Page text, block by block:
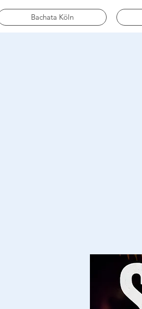
Bachata Köln